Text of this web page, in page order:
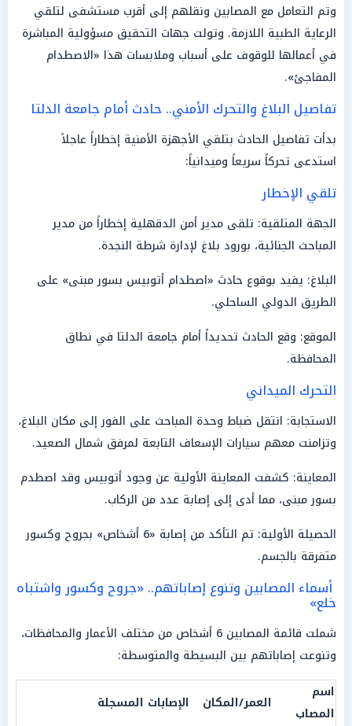
وتم التعامل مع المصابين ونقلهم إلى أقرب مستشفى لتلقي
الرعاية الطبية اللازمة. وتولت جهات التحقيق مسؤولية المباشرة
في أعمالها للوقوف على أسباب وملابسات هذا «الاصطدام
المفاجئ».
تفاصيل البلاغ والتحرك الأمني.. حادث أمام جامعة الدلتا
بدأت تفاصيل الحادث بتلقي الأجهزة الأمنية إخطاراً عاجلاً
استدعى تحركاً سريعاً وميدانياً:
تلقي الإخطار
الجهة المتلقية: تلقى مدير أمن الدقهلية إخطاراً من مدير
المباحث الجنائية، بورود بلاغ لإدارة شرطة النجدة.
البلاغ: يفيد بوقوع حادث «اصطدام أتوبيس بسور مبنى» على
الطريق الدولي الساحلي.
الموقع: وقع الحادث تحديداً أمام جامعة الدلتا في نطاق
المحافظة.
التحرك الميداني
الاستجابة: انتقل ضباط وحدة المباحث على الفور إلى مكان البلاغ،
وتزامنت معهم سيارات الإسعاف التابعة لمرفق شمال الصعيد.
المعاينة: كشفت المعاينة الأولية عن وجود أتوبيس وقد اصطدم
بسور مبنى، مما أدى إلى إصابة عدد من الركاب.
الحصيلة الأولية: تم التأكد من إصابة «6 أشخاص» بجروح وكسور
متفرقة بالجسم.
أسماء المصابين وتنوع إصاباتهم.. «جروح وكسور واشتباه
خلع»
شملت قائمة المصابين 6 أشخاص من مختلف الأعمار والمحافظات،
وتنوعت إصاباتهم بين البسيطة والمتوسطة:
اسم
المصاب
العمر/المكان
الإصابات المسجلة